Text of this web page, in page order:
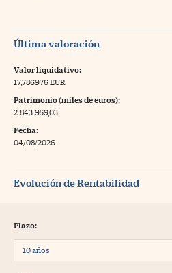
Última valoración
Valor liquidativo:
17,786976 EUR
Patrimonio (miles de euros):
2.843.959,03
Fecha:
04/08/2026
Evolución de Rentabilidad
Plazo: